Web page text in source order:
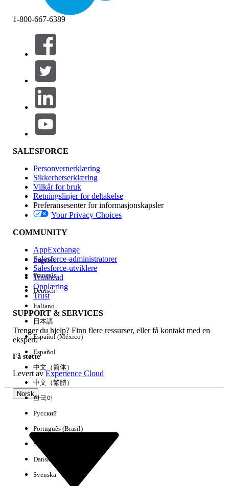
Filtre (0)
VELG FILTRE
Produktområde
Funksjonsinnvirkning
Utgave
Erfaring
Fjern alle Utført
1-800-667-6389
SALESFORCE
Personvernerklæring
Sikkerhetserklæring
Vilkår for bruk
Retningslinjer for deltakelse
Preferansesenter for informasjonskapsler
Your Privacy Choices
COMMUNITY
AppExchange
Salesforce-administratorer
Salesforce-utviklere
Trailhead
Opplæring
Trust
SUPPORT & SERVICES
Trenger du hjelp? Finn flere ressurser, eller få kontakt med en
ekspert.
Få støtte
Levert avExperience Cloud
Norsk
Engelsk
Français
Deutsch
Italiano
日本語
Español (México)
Español
中文（简体）
中文（繁體）
한국어
Русский
Português (Brasil)
Suomi
Dansk
Svenska